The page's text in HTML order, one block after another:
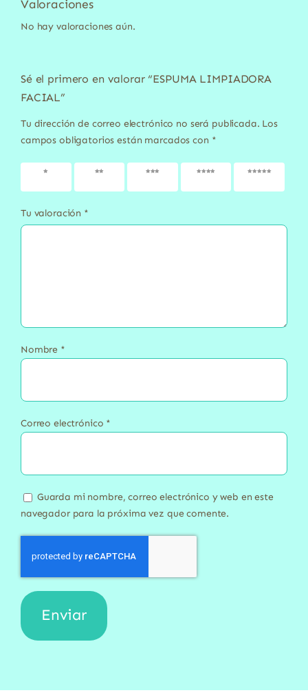
Valoraciones
No hay valoraciones aún.
Sé el primero en valorar “ESPUMA LIMPIADORA
FACIAL”
Tu dirección de correo electrónico no será publicada. Los
campos obligatorios están marcados con *
1 de 5
2 de 5
3 de 5
4 de 5
5 de 5
Tu valoración *
Nombre *
Correo electrónico *
Guarda mi nombre, correo electrónico y web en este
navegador para la próxima vez que comente.